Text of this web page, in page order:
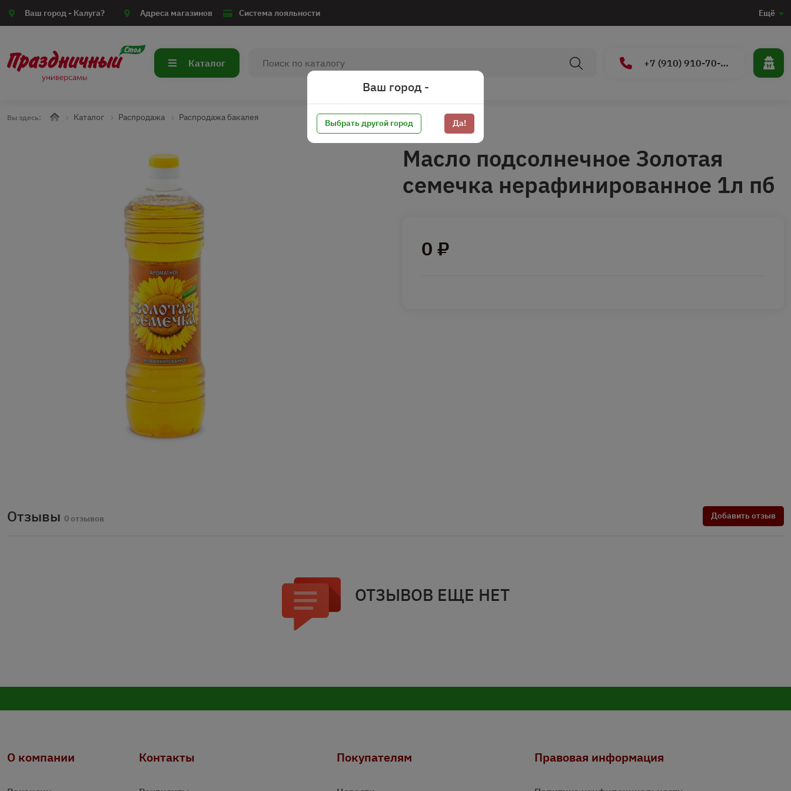
Ваш город - Калуга? Адреса магазинов Система лояльности Ещё
Каталог +7 (910) 910-70-15
Вы здесь: Каталог Распродажа Распродажа бакалея
Масло подсолнечное Золотая
семечка нерафинированное 1л пб
0 ₽
Отзывы 0 отзывов Добавить отзыв
ОТЗЫВОВ ЕЩЕ НЕТ
О компании Контакты Покупателям Правовая информация
Ваш город -
Выбрать другой город Да!